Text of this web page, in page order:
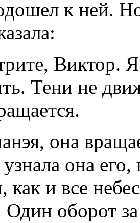
к ней.
Виктор. Я
Тени не
она
узнала она
как и все
оборот